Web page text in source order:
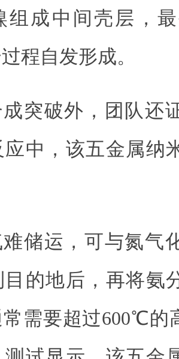
组成中间壳层，
程自发形成。
成突破外，团队还
中，该五金属纳
储运，可与氮气
的地后，再将氨
需要超过600℃的